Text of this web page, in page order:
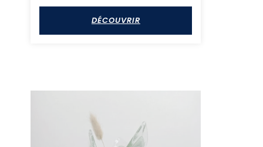
DÉCOUVRIR